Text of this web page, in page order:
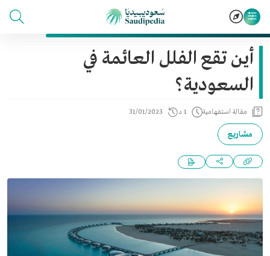
أين تقع الفلل العائمة في
السعودية؟
مقالة استفهامية 1 د 31/01/2023
مشاريع